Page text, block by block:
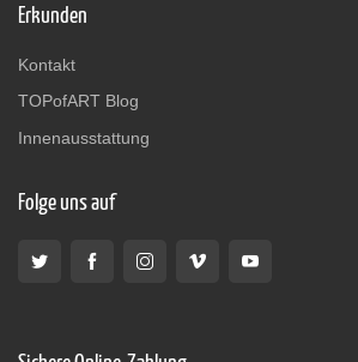
Erkunden
Kontakt
TOPofART Blog
Innenausstattung
Folge uns auf